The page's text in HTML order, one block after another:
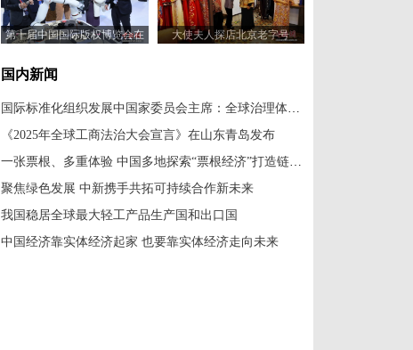
第十届中国国际版权博览会在
大使夫人探店北京老字号
国内新闻
国际标准化组织发展中国家委员会主席：全球治理体系改革应共建共享
《2025年全球工商法治大会宣言》在山东青岛发布
一张票根、多重体验 中国多地探索“票根经济”打造链式消费新场景
聚焦绿色发展 中新携手共拓可持续合作新未来
我国稳居全球最大轻工产品生产国和出口国
中国经济靠实体经济起家 也要靠实体经济走向未来